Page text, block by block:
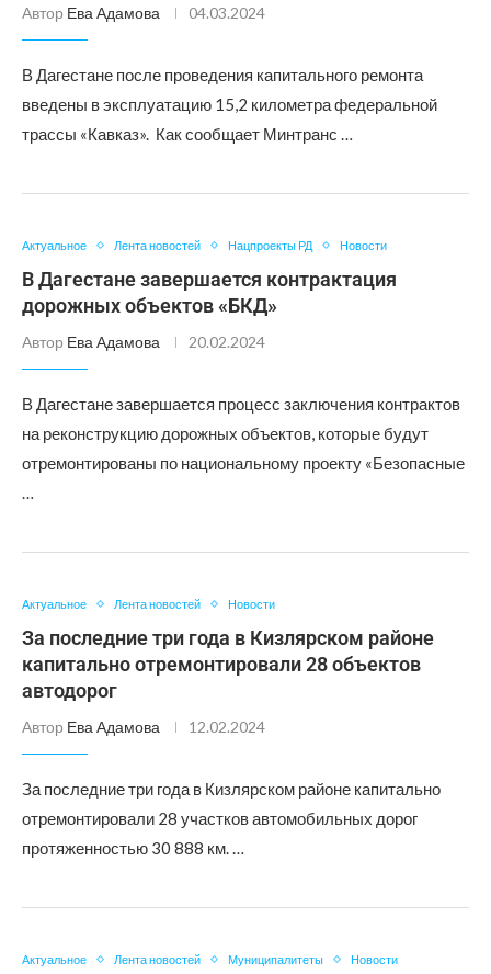
Автор Ева Адамова 04.03.2024
В Дагестане после проведения капитального ремонта
введены в эксплуатацию 15,2 километра федеральной
трассы «Кавказ». Как сообщает Минтранс …
Актуальное Лента новостей Нацпроекты РД Новости
В Дагестане завершается контрактация
дорожных объектов «БКД»
Автор Ева Адамова 20.02.2024
В Дагестане завершается процесс заключения контрактов
на реконструкцию дорожных объектов, которые будут
отремонтированы по национальному проекту «Безопасные
…
Актуальное Лента новостей Новости
За последние три года в Кизлярском районе
капитально отремонтировали 28 объектов
автодорог
Автор Ева Адамова 12.02.2024
За последние три года в Кизлярском районе капитально
отремонтировали 28 участков автомобильных дорог
протяженностью 30 888 км. …
Актуальное Лента новостей Муниципалитеты Новости